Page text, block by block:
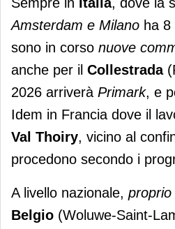
Amsterdam e Milano ha
sono in corso nuove
anche per il Collestrada
2026 arriverà Primark, e
Idem in Francia dove il
Val Thoiry, vicino al
procedono secondo i
A livello nazionale, proprio
Belgio (Woluwe-Saint-